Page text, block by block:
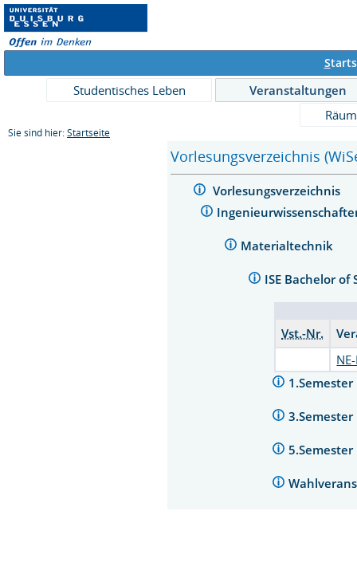
S
Studentisches Leben
Veranstaltungen
Sie sind hier: Startseite
Vorlesungsverzeichnis
Vorlesungsverzeichnis
Materialtechnik
ISE Bachelor
Vst.-Nr.
1.Semester
3.Semester
5.Semester